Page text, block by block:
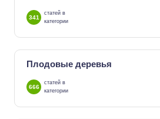
341
статей в
категории
Плодовые деревья
666
статей в
категории